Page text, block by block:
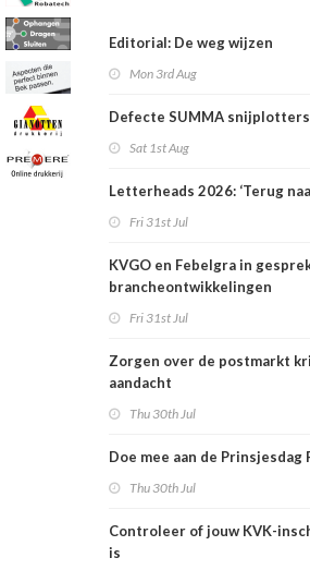
Editorial: De weg wijzen
Mon 3rd Aug
Defecte SUMMA snijplotters
Sat 1st Aug
Letterheads 2026: ‘Terug
Fri 31st Jul
KVGO en Febelgra in
brancheontwikkelingen
Fri 31st Jul
Zorgen over de postmarkt
aandacht
Thu 30th Jul
Doe mee aan de Prinsjesdag
Thu 30th Jul
Controleer of jouw KVK-
is